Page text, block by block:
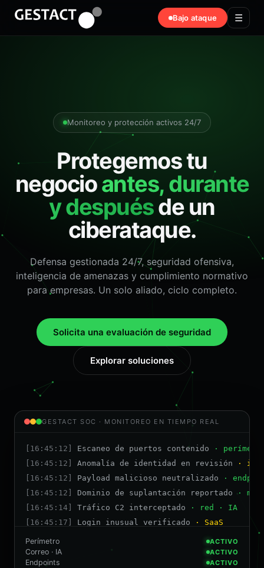
Bajo ataque ☰
Monitoreo y protección activos 24/7
Protegemos tu
negocioantes, durante
y despuésde un
ciberataque.
Defensa gestionada 24/7, seguridad ofensiva,
inteligencia de amenazas y cumplimiento normativo
para empresas. Un solo aliado, ciclo completo.
Solicita una evaluación de seguridad
Explorar soluciones
GESTACT SOC · MONITOREO EN TIEMPO REAL
[16:45:12] Escaneo de puertos contenido
·
[16:45:12]
Anomalía de identidad en revisión
·
[16:45:12]
Payload malicioso neutralizado
·
[16:45:12]
Dominio de suplantación reportado·
[16:45:14]
Tráfico C2 interceptado
· red · IA
[16:45:17]
Login inusual verificado · SaaS
Perímetro ACTIVO
Correo · IA ACTIVO
Endpoints ACTIVO